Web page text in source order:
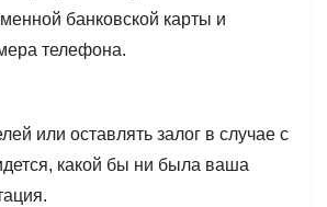
банковской карты и
телефона.
или оставлять залог в случае с
какой бы ни была ваша